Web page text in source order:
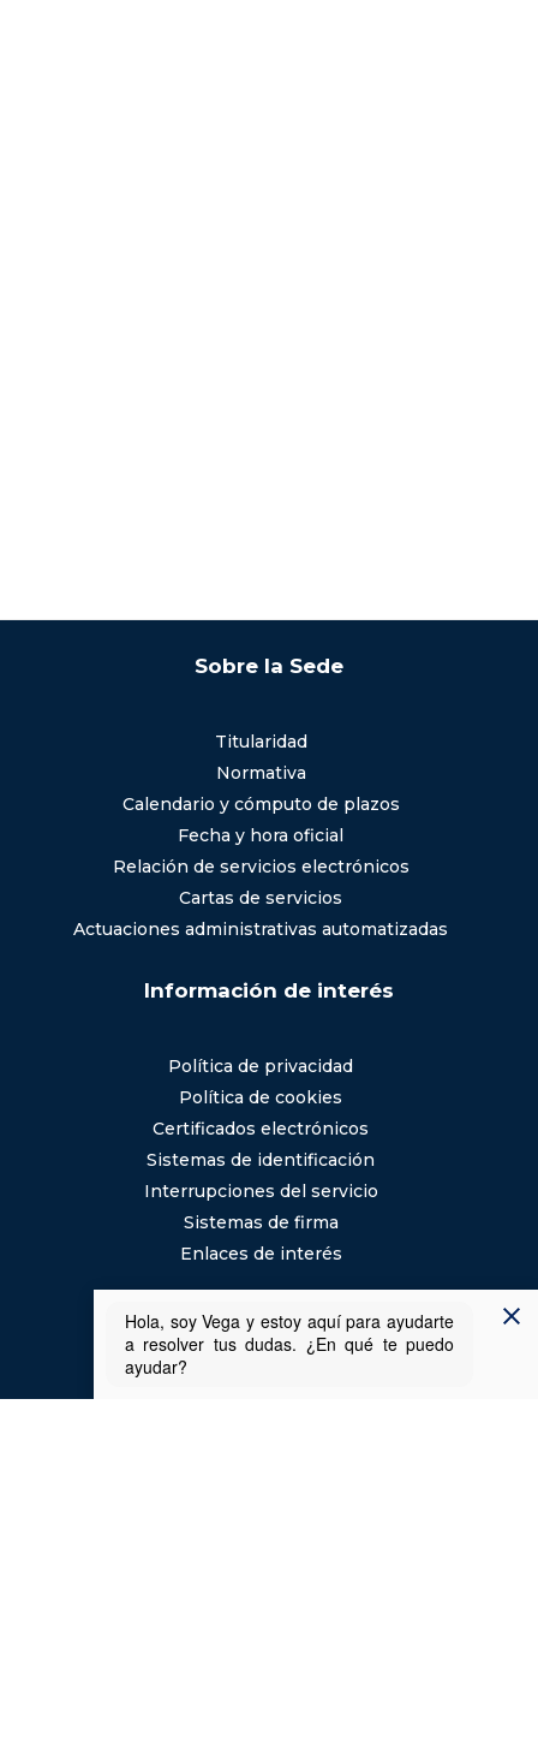
Sobre la Sede
Titularidad
Normativa
Calendario y cómputo de plazos
Fecha y hora oficial
Relación de servicios electrónicos
Cartas de servicios
Actuaciones administrativas automatizadas
Información de interés
Política de privacidad
Política de cookies
Certificados electrónicos
Sistemas de identificación
Interrupciones del servicio
Sistemas de firma
Enlaces de interés
Ayuda